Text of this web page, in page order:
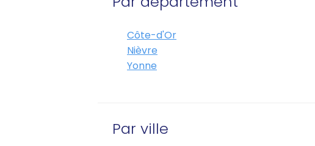
Côte-d'Or
Nièvre
Yonne
Par ville